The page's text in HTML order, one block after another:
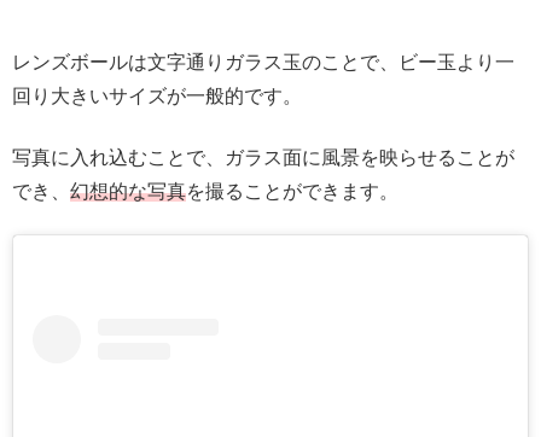
レンズボールは文字通りガラス玉のことで、ビー玉より一
回り大きいサイズが一般的です。
写真に入れ込むことで、ガラス面に風景を映らせることが
でき、 幻想的な写真を撮ることができます。